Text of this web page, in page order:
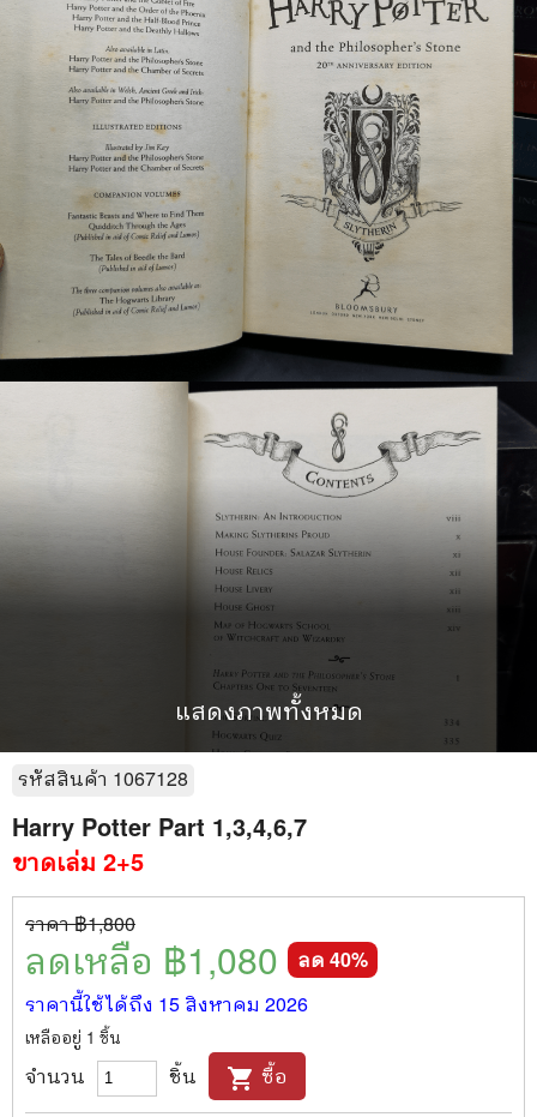
แสดงภาพทั้งหมด
รหัสสินค้า 1067128
Harry Potter Part 1,3,4,6,7
ขาดเล่ม 2+5
ราคา ฿1,800
ลดเหลือ ฿1,080 ลด 40%
ราคานี้ใช้ได้ถึง 15 สิงหาคม 2026
เหลืออยู่ 1 ชิ้น
จำนวน ชิ้น shopping_cart ซื้อ